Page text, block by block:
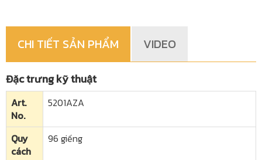
CHI TIẾT SẢN PHẨM VIDEO
Đặc trưng kỹ thuật
Art.
No.
5201AZA
Quy
cách
96 giếng